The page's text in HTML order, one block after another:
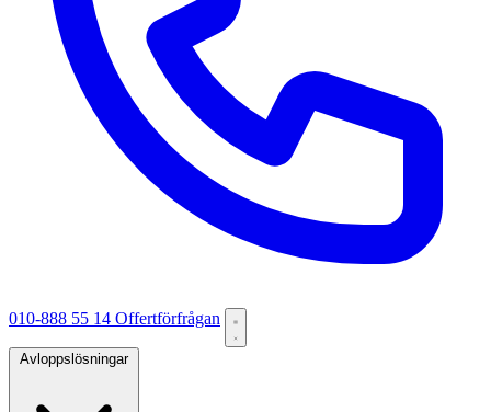
010-888 55 14 Offertförfrågan
Avloppslösningar